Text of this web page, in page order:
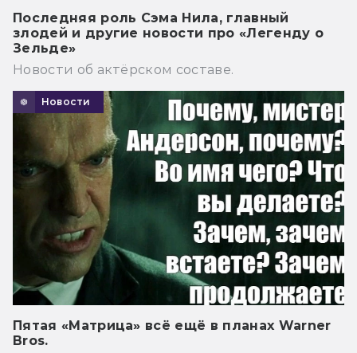
Последняя роль Сэма Нила, главный
злодей и другие новости про «Легенду о
Зельде»
Новости об актёрском составе.
Новости
Пятая «Матрица» всё ещё в планах Warner
Bros.